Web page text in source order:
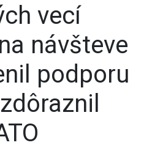
vecí
návšteve
podporu